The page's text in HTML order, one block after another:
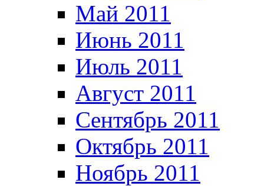
Май 2011
Июнь 2011
Июль 2011
Август 2011
Сентябрь 2011
Октябрь 2011
Ноябрь 2011